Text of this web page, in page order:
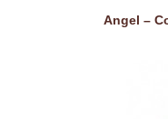
Angel –